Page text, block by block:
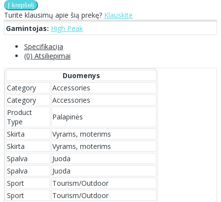
Turite klausimų apie šią prekę? Klauskite
Gamintojas: High Peak
Specifikacija
(0) Atsiliepimai
Duomenys
Category
Accessories
Category
Accessories
Product
Type
Palapinės
Skirta
Vyrams, moterims
Skirta
Vyrams, moterims
Spalva
Juoda
Spalva
Juoda
Sport
Tourism/Outdoor
Sport
Tourism/Outdoor